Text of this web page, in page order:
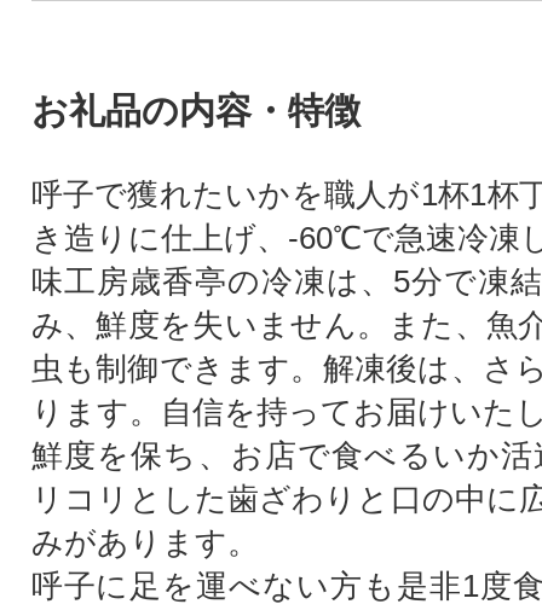
お礼品の内容・特徴
呼子で獲れたいかを職人が1杯1杯
き造りに仕上げ、-60℃で急速冷凍
味工房歳香亭の冷凍は、5分で凍
み、鮮度を失いません。また、魚
虫も制御できます。解凍後は、さ
ります。自信を持ってお届けいた
鮮度を保ち、お店で食べるいか
リコリとした歯ざわりと口の中に
みがあります。
呼子に足を運べない方も是非1度